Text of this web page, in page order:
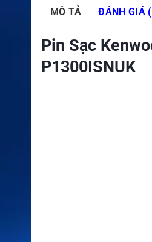
MÔ TẢ ĐÁNH GIÁ
Pin Sạc
P1300ISNUK